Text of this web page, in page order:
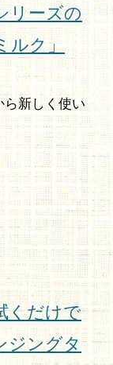
リーズの
ク」
ら新しく使い
くだけで
ジングタ